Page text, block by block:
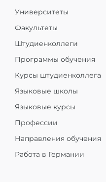
Университеты
Факультеты
Штудиенколлеги
Программы обучения
Курсы штудиенколлега
Языковые школы
Языковые курсы
Профессии
Направления обучения
Работа в Германии